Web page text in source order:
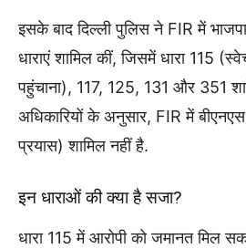
इसके बाद दिल्ली पुलिस ने FIR में
धाराएं शामिल कीं, जिसमें धारा 115
पहुंचाना), 117, 125, 131 और 351
अधिकारियों के अनुसार, FIR में
प्रयास) शामिल नहीं है.
इन धाराओं की क्या है सजा?
धारा 115 में आरोपी को जमानत मिल